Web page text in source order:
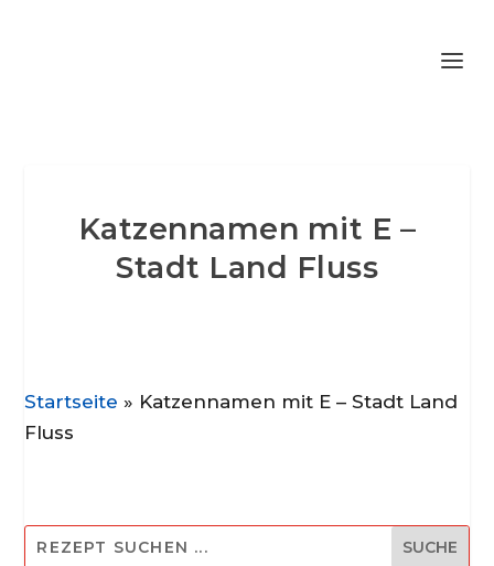
Katzennamen mit E –
Stadt Land Fluss
Startseite » Katzennamen mit E – Stadt Land
Fluss